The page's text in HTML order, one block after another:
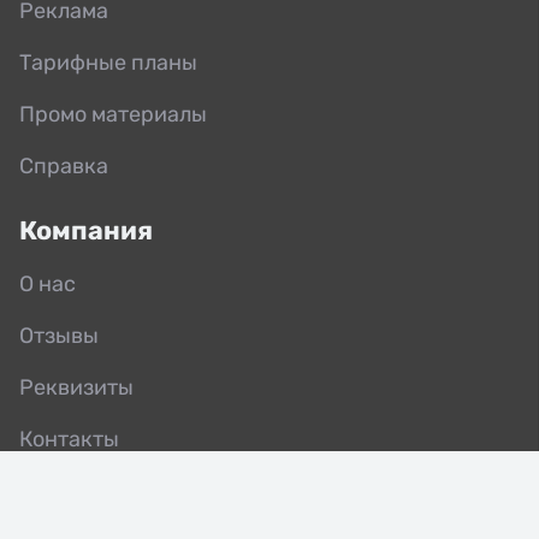
Реклама
Тарифные планы
Промо материалы
Справка
Компания
О нас
Отзывы
Реквизиты
Контакты